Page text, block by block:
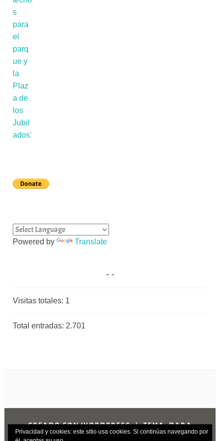
Powered by Translate
Visitas totales: 1
Total entradas: 2.701
Privacidad y cookies: este sitio usa cookies. Si continúas navegando por
CREADO CON WORDPRESS | TEMA: DARA